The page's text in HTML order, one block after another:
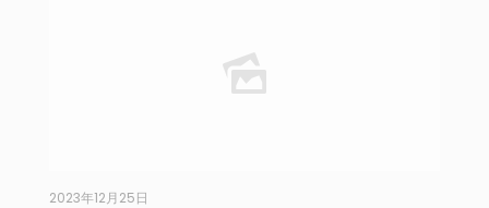
2023年12月25日